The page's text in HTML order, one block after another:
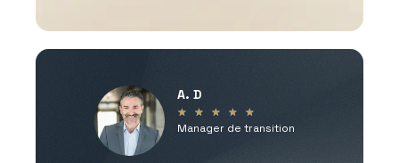
A. D
★ ★ ★ ★ ★
Manager de transition